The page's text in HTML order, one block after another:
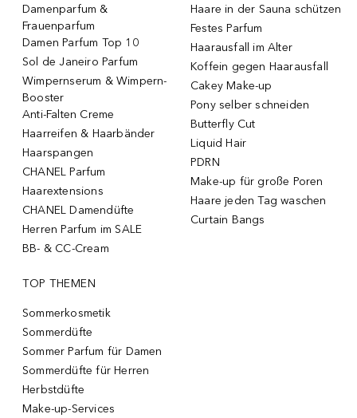
Damenparfum &
Frauenparfum
Damen Parfum Top 10
Sol de Janeiro Parfum
Wimpernserum & Wimpern-
Booster
Anti-Falten Creme
Haarreifen & Haarbänder
Haarspangen
CHANEL Parfum
Haarextensions
CHANEL Damendüfte
Herren Parfum im SALE
BB- & CC-Cream
Haare in der Sauna schützen
Festes Parfum
Haarausfall im Alter
Koffein gegen Haarausfall
Cakey Make-up
Pony selber schneiden
Butterfly Cut
Liquid Hair
PDRN
Make-up für große Poren
Haare jeden Tag waschen
Curtain Bangs
TOP THEMEN
Sommerkosmetik
Sommerdüfte
Sommer Parfum für Damen
Sommerdüfte für Herren
Herbstdüfte
Make-up-Services